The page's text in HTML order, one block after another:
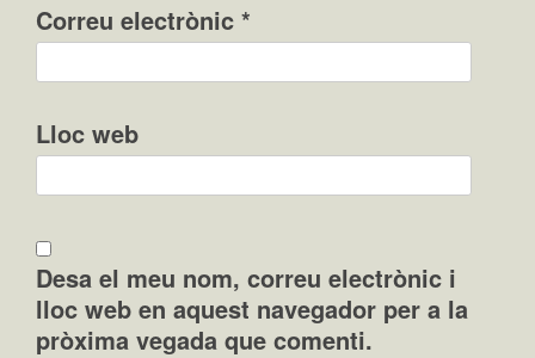
Correu electrònic *
Lloc web
Desa el meu nom, correu electrònic i
lloc web en aquest navegador per a la
pròxima vegada que comenti.